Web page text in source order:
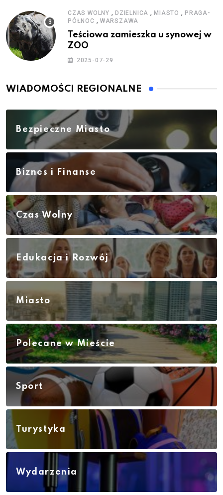
CZAS WOLNY , DZIELNICA ,MIASTO ,PRAGA-
PÓŁNOC , WARSZAWA
Teściowa zamieszka u synowej w
ZOO
2025-07-29
WIADOMOŚCI REGIONALNE
Bezpieczne Miasto
Biznes i Finanse
Czas Wolny
Edukacja i Rozwój
Miasto
Polecane w Mieście
Sport
Turystyka
Wydarzenia